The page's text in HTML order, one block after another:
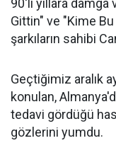
90'lı yıllara
Gittin" ve "Kime
şarkıların sahibi
Geçtiğimiz aralık
konulan,
tedavi gördüğü
gözlerini yumdu.